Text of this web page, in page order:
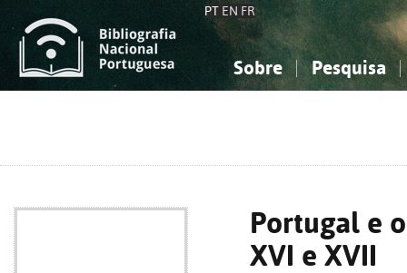
PT EN FR
Sobre Pesquisa
Portugal e
XVI e XVII